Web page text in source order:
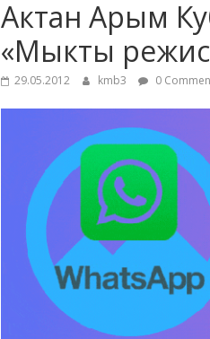
Актан Арым
«Мыкты
29.05.2012 kmb3 0